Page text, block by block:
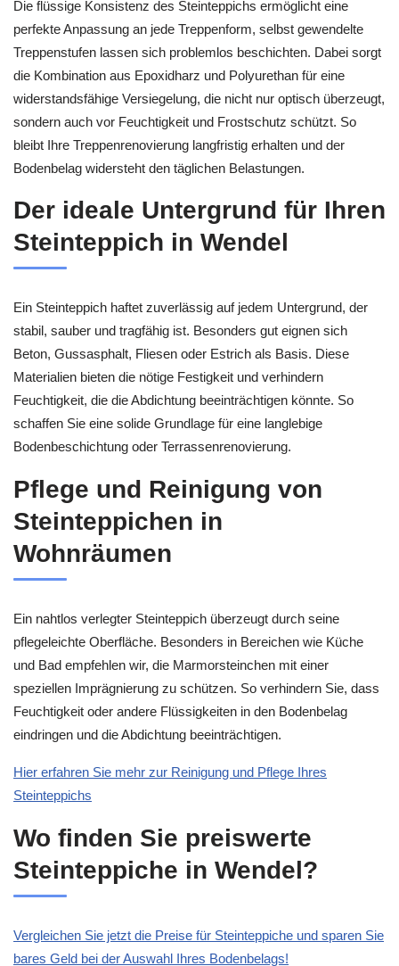
Die flüssige Konsistenz des Steinteppichs ermöglicht eine
perfekte Anpassung an jede Treppenform, selbst gewendelte
Treppenstufen lassen sich problemlos beschichten. Dabei sorgt
die Kombination aus Epoxidharz und Polyurethan für eine
widerstandsfähige Versiegelung, die nicht nur optisch überzeugt,
sondern auch vor Feuchtigkeit und Frostschutz schützt. So
bleibt Ihre Treppenrenovierung langfristig erhalten und der
Bodenbelag widersteht den täglichen Belastungen.
Der ideale Untergrund für Ihren
Steinteppich in Wendel
Ein Steinteppich haftet zuverlässig auf jedem Untergrund, der
stabil, sauber und tragfähig ist. Besonders gut eignen sich
Beton, Gussasphalt, Fliesen oder Estrich als Basis. Diese
Materialien bieten die nötige Festigkeit und verhindern
Feuchtigkeit, die die Abdichtung beeinträchtigen könnte. So
schaffen Sie eine solide Grundlage für eine langlebige
Bodenbeschichtung oder Terrassenrenovierung.
Pflege und Reinigung von
Steinteppichen in
Wohnräumen
Ein nahtlos verlegter Steinteppich überzeugt durch seine
pflegeleichte Oberfläche. Besonders in Bereichen wie Küche
und Bad empfehlen wir, die Marmorsteinchen mit einer
speziellen Imprägnierung zu schützen. So verhindern Sie, dass
Feuchtigkeit oder andere Flüssigkeiten in den Bodenbelag
eindringen und die Abdichtung beeinträchtigen.
Hier erfahren Sie mehr zur Reinigung und Pflege Ihres
Steinteppichs
Wo finden Sie preiswerte
Steinteppiche in Wendel?
Vergleichen Sie jetzt die Preise für Steinteppiche und sparen Sie
bares Geld bei der Auswahl Ihres Bodenbelags!